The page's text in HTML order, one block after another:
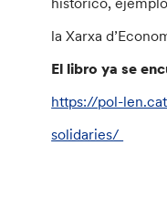
la Xarxa
El libro ya se
https://pol-
solidaries/